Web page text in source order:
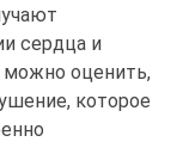
сердца и
можно оценить,
которое